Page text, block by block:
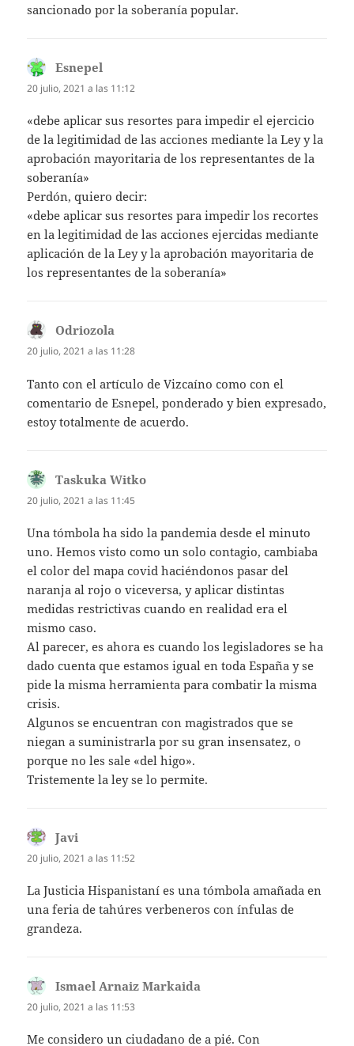
sancionado por la soberanía popular.
Esnepel
20 julio, 2021 a las 11:12
«debe aplicar sus resortes para impedir el ejercicio
de la legitimidad de las acciones mediante la Ley y la
aprobación mayoritaria de los representantes de la
soberanía»
Perdón, quiero decir:
«debe aplicar sus resortes para impedir los recortes
en la legitimidad de las acciones ejercidas mediante
aplicación de la Ley y la aprobación mayoritaria de
los representantes de la soberanía»
Odriozola
20 julio, 2021 a las 11:28
Tanto con el artículo de Vizcaíno como con el
comentario de Esnepel, ponderado y bien expresado,
estoy totalmente de acuerdo.
Taskuka Witko
20 julio, 2021 a las 11:45
Una tómbola ha sido la pandemia desde el minuto
uno. Hemos visto como un solo contagio, cambiaba
el color del mapa covid haciéndonos pasar del
naranja al rojo o viceversa, y aplicar distintas
medidas restrictivas cuando en realidad era el
mismo caso.
Al parecer, es ahora es cuando los legisladores se ha
dado cuenta que estamos igual en toda España y se
pide la misma herramienta para combatir la misma
crisis.
Algunos se encuentran con magistrados que se
niegan a suministrarla por su gran insensatez, o
porque no les sale «del higo».
Tristemente la ley se lo permite.
Javi
20 julio, 2021 a las 11:52
La Justicia Hispanistaní es una tómbola amañada en
una feria de tahúres verbeneros con ínfulas de
grandeza.
Ismael Arnaiz Markaida
20 julio, 2021 a las 11:53
Me considero un ciudadano de a pié. Con